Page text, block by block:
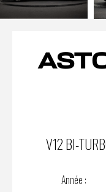
V12 BI-
Année :